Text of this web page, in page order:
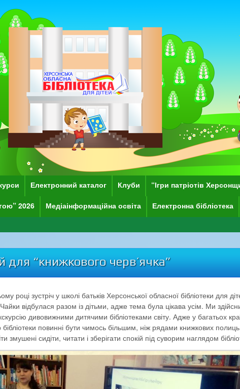
Електронний каталог Клуби “Ігри патріотів
2026 Медіаінформаційна освіта Електронна бібліотека
для “книжкового черв’ячка”
році зустріч у школі батьків Херсонської обласної бібліотеки для
відбулася разом із дітьми, адже тема була цікава усім. Ми
дивовижними дитячими бібліотеками світу. Адже у багатьох
повинні бути чимось більшим, ніж рядами книжкових
змушені сидіти, читати і зберігати спокій під суворим наглядом